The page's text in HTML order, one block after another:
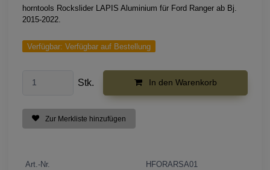
horntools Rockslider LAPIS Aluminium für Ford Ranger ab Bj.
2015-2022.
Verfügbar: Verfügbar auf Bestellung
Stk. In den Warenkorb
Zur Merkliste hinzufügen
Art.-Nr.
HFORARSA01